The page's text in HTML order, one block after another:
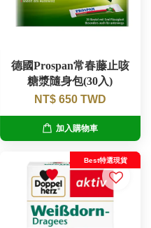
德國Prospan常春藤止咳
糖漿隨身包(30入)
NT$ 650 TWD
加入購物車
Best特選現貨